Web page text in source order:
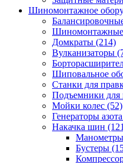
Шиномонтажное
Шиномонтажные
Домкраты (214)
Вулканизаторы
Шиповальное
Станки для
Подъемники
Мойки колес (52)
Генераторы азота
Накачка шин
Манометры
Бустеры